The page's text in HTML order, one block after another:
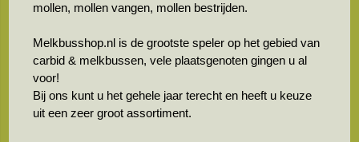
mollen, mollen vangen, mollen bestrijden.
Melkbusshop.nl is de grootste speler op het gebied van
carbid & melkbussen, vele plaatsgenoten gingen u al
voor!
Bij ons kunt u het gehele jaar terecht en heeft u keuze
uit een zeer groot assortiment.